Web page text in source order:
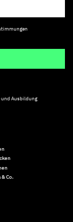
Ausbildung
Co.